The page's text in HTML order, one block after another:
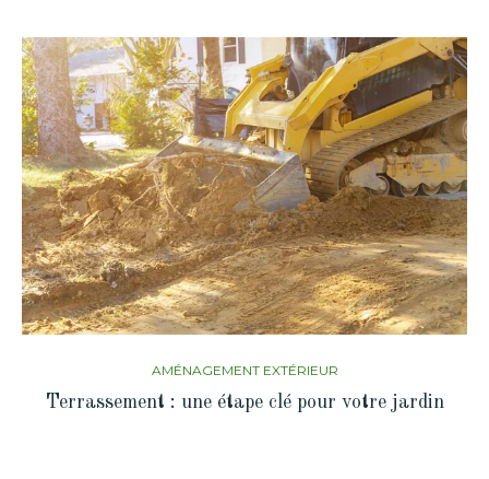
AMÉNAGEMENT EXTÉRIEUR
Terrassement : une étape clé pour votre jardin